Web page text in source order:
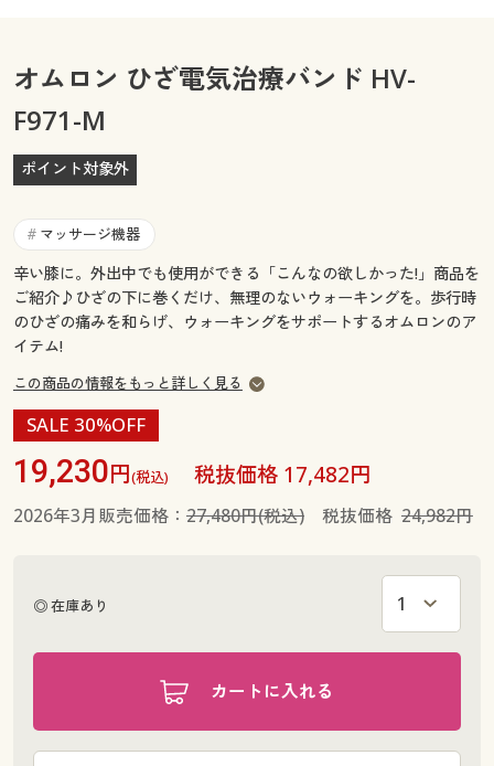
マイページ
閲覧履歴
お気に入り
サポート
ご利用ガイド
よくある質問とお問い合わせ
閲覧履歴
ご利用ガイド
よくある質問とお問い合わせ
オムロン ひざ電気治療バンド HV-
F971-M
ポイント対象外
# マッサージ機器
辛い膝に。外出中でも使用ができる「こんなの欲しかった!」商品を
ご紹介♪ひざの下に巻くだけ、無理のないウォーキングを。歩行時
のひざの痛みを和らげ、ウォーキングをサポートするオムロンのア
イテム!
この商品の情報をもっと詳しく見る
SALE 30%OFF
19,230円(税込) 税抜価格 17,482円
2026年3月販売価格： 27,480円(税込)税抜価格 24,982円
◎ 在庫あり
カートに入れる